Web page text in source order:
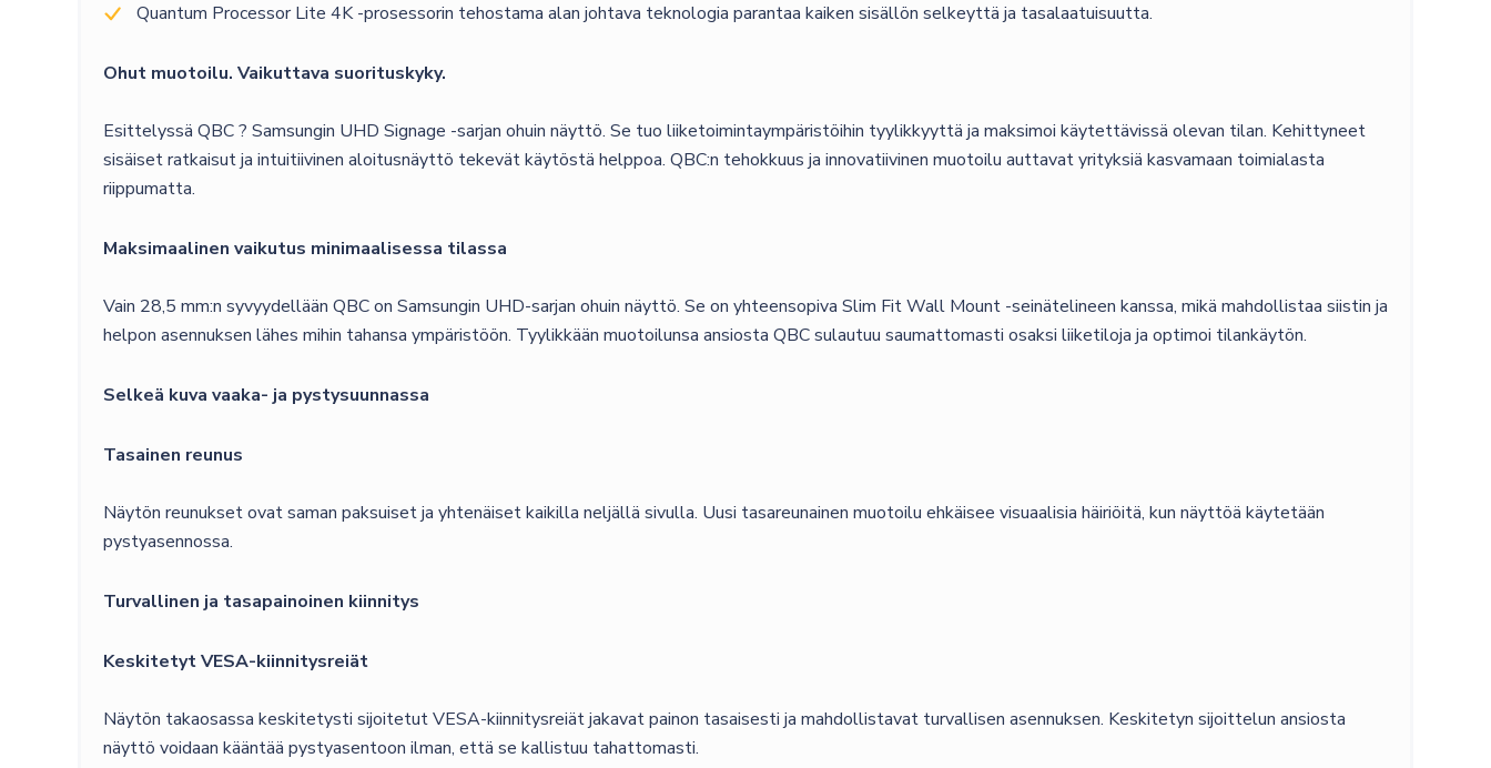
Quantum Processor Lite 4K -prosessorin tehostama alan johtava teknologia parantaa kaiken sisällön selkeyttä ja tasalaatuisuutta.
Ohut muotoilu. Vaikuttava suorituskyky.
Esittelyssä QBC ? Samsungin UHD Signage -sarjan ohuin näyttö. Se tuo liiketoimintaympäristöihin tyylikkyyttä ja maksimoi käytettävissä olevan tilan. Kehittyneet
sisäiset ratkaisut ja intuitiivinen aloitusnäyttö tekevät käytöstä helppoa. QBC:n tehokkuus ja innovatiivinen muotoilu auttavat yrityksiä kasvamaan toimialasta
riippumatta.
Maksimaalinen vaikutus minimaalisessa tilassa
Vain 28,5 mm:n syvyydellään QBC on Samsungin UHD-sarjan ohuin näyttö. Se on yhteensopiva Slim Fit Wall Mount -seinätelineen kanssa, mikä mahdollistaa siistin ja
helpon asennuksen lähes mihin tahansa ympäristöön. Tyylikkään muotoilunsa ansiosta QBC sulautuu saumattomasti osaksi liiketiloja ja optimoi tilankäytön.
Selkeä kuva vaaka- ja pystysuunnassa
Tasainen reunus
Näytön reunukset ovat saman paksuiset ja yhtenäiset kaikilla neljällä sivulla. Uusi tasareunainen muotoilu ehkäisee visuaalisia häiriöitä, kun näyttöä käytetään
pystyasennossa.
Turvallinen ja tasapainoinen kiinnitys
Keskitetyt VESA-kiinnitysreiät
Näytön takaosassa keskitetysti sijoitetut VESA-kiinnitysreiät jakavat painon tasaisesti ja mahdollistavat turvallisen asennuksen. Keskitetyn sijoittelun ansiosta
näyttö voidaan kääntää pystyasentoon ilman, että se kallistuu tahattomasti.